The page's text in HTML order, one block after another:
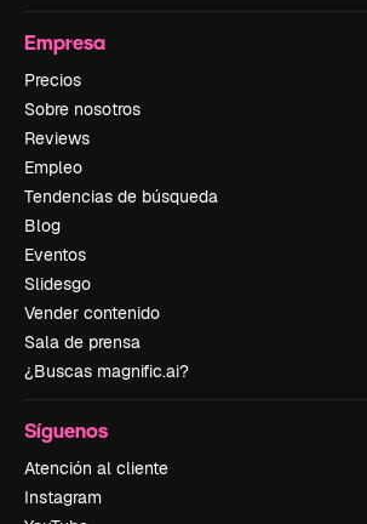
Empresa
Precios
Sobre nosotros
Reviews
Empleo
Tendencias de búsqueda
Blog
Eventos
Slidesgo
Vender contenido
Sala de prensa
¿Buscas magnific.ai?
Síguenos
Atención al cliente
Instagram